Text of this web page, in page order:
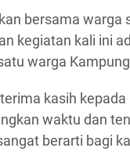
bersama warga
kegiatan kali ini
warga
kasih
waktu dan
berarti bagi